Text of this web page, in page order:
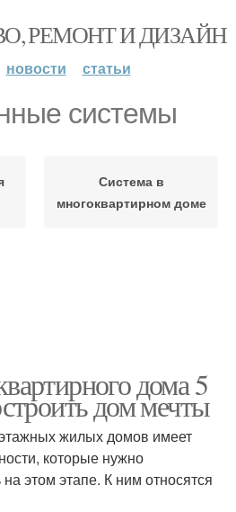
РЕМОНТ И ДИЗАЙН
новости статьи
системы
Система в
многоквартирном доме
дома 5
дом мечты
жилых домов имеет
которые нужно
этом этапе. К ним относятся